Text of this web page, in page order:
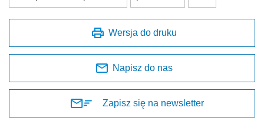
Wersja do druku
Napisz do nas
Zapisz się na newsletter